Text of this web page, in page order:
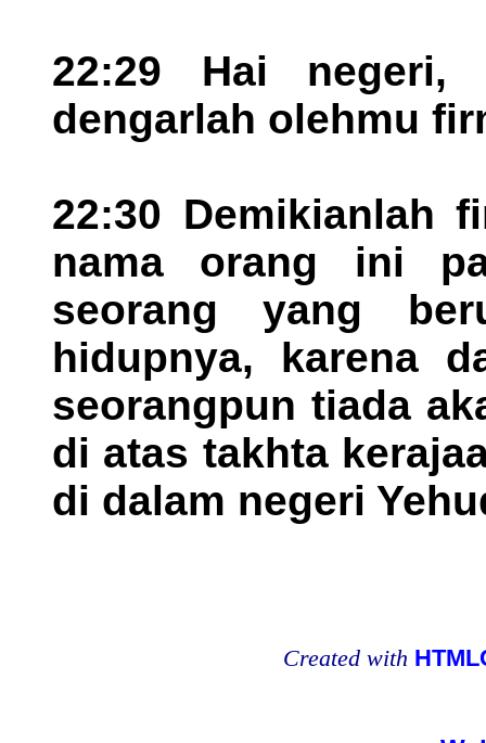
22:29 Hai
dengarlah olehmu
22:30 Demikianlah
nama orang ini
seorang yang
hidupnya, karena
seorangpun tiada
di atas takhta
di dalam negeri
Created with